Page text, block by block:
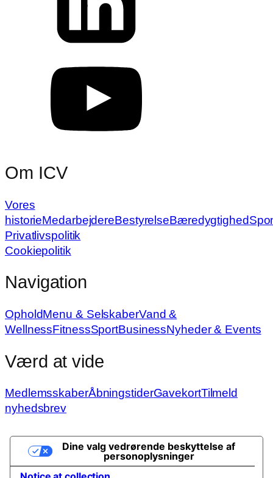
Om ICV
Vores
historieMedarbejdereBestyrelseBæredygtighed
Privatlivspolitik
Cookiepolitik
Navigation
OpholdMenu & SelskaberVand &
WellnessFitnessSportBusinessNyheder & Events
Værd at vide
MedlemsskaberÅbningstiderGavekortTilmeld
nyhedsbrev
Dine valg vedrørende beskyttelse af
personoplysninger